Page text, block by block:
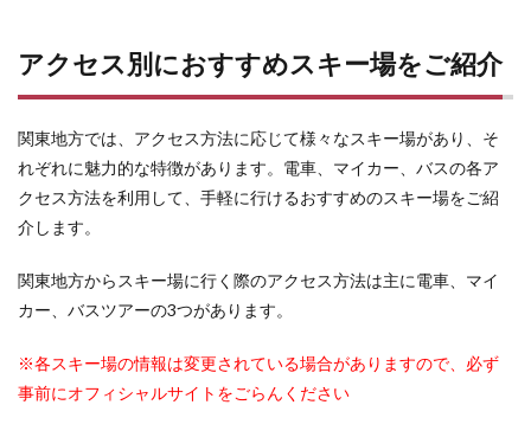
すめ
4.1.1
里スノ
ーリゾ
ート
――雪
質抜
自然を
満喫で
リーに
優しい
アクセス別におすすめスキー場をご紹介
関東地方では、アクセス方法に応じて様々なスキー場があり、そ
れぞれに魅力的な特徴があります。電車、マイカー、バスの各ア
クセス方法を利用して、手軽に行けるおすすめのスキー場をご紹
介します。
関東地方からスキー場に行く際のアクセス方法は主に電車、マイ
カー、バスツアーの3つがあります。
※各スキー場の情報は変更されている場合がありますので、必ず
事前にオフィシャルサイトをごらんください